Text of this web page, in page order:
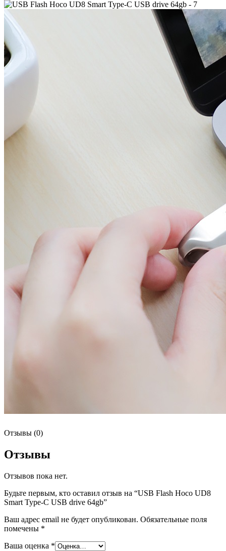
Отзывы (0)
Отзывы
Отзывов пока нет.
Будьте первым, кто оставил отзыв на “USB Flash Hoco UD8
Smart Type-C USB drive 64gb”
Ваш адрес email не будет опубликован. Обязательные поля
помечены *
Ваша оценка *